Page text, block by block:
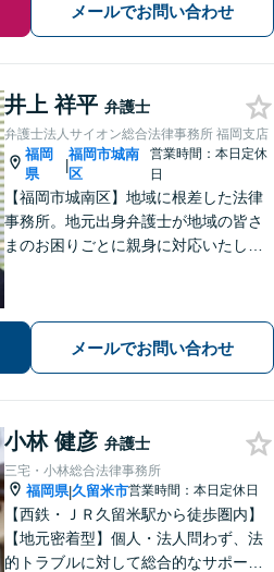
メールでお問い合わせ
井上 祥平 弁護士
弁護士法人サイオン総合法律事務所 福岡支店
福岡
県
|
福岡市城南
区
営業時間：本日定休
日
【福岡市城南区】地域に根差した法律
事務所。地元出身弁護士が地域の皆さ
まのお困りごとに親身に対応いたしま
メールでお問い合わせ
小林 健彦 弁護士
三宅・小林総合法律事務所
福岡県|久留米市営業時間：本日定休日
【西鉄・ＪＲ久留米駅から徒歩圏内】
【地元密着型】個人・法人問わず、法
的トラブルに対して総合的なサポート